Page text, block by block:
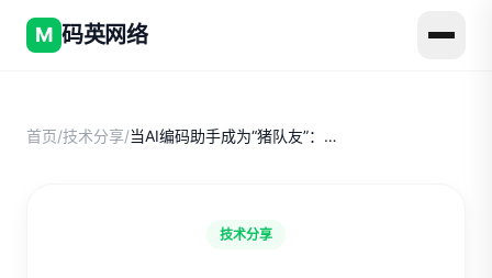
M 码英网络
首页/技术分享/ 当AI编码助手成为“猪队友”：三个致命陷阱与破解之道
技术分享